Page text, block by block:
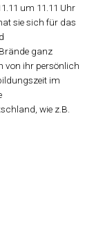
um 11.11 Uhr
sie sich für das
ganz
von ihr persönlich
im
wie z.B.